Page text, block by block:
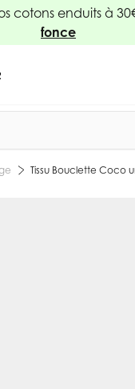
cotons enduits à
fonce
Tissu Bouclette Coco